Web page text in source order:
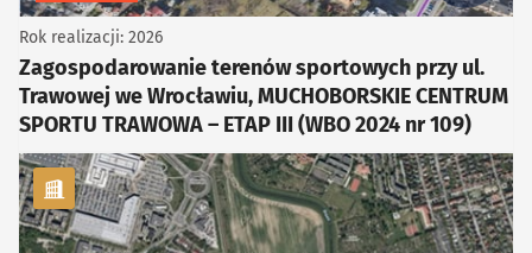
Zagospodarowanie terenów sportowych przy ul.
Trawowej we Wrocławiu, MUCHOBORSKIE CENTRUM
SPORTU TRAWOWA – ETAP III (WBO 2024 nr 109)
Rok realizacji: 2026
kategoria Infrastruktura, Infrastruktura drogowa